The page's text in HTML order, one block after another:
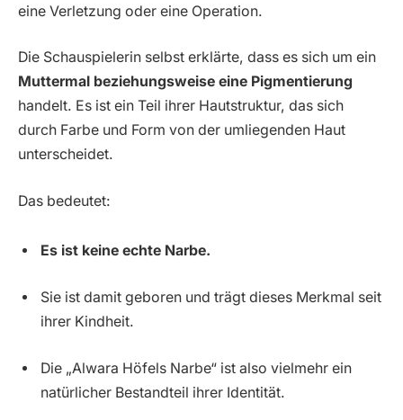
eine Verletzung oder eine Operation.
Die Schauspielerin selbst erklärte, dass es sich um ein
Muttermal beziehungsweise eine Pigmentierung
handelt. Es ist ein Teil ihrer Hautstruktur, das sich
durch Farbe und Form von der umliegenden Haut
unterscheidet.
Das bedeutet:
Es ist keine echte Narbe.
Sie ist damit geboren und trägt dieses Merkmal seit
ihrer Kindheit.
Die „Alwara Höfels Narbe“ ist also vielmehr ein
natürlicher Bestandteil ihrer Identität.